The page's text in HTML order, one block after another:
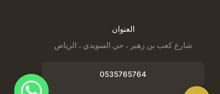
العنوان
شارع كعب بن زهير ، حي السويدي ، الرياض
0535765764